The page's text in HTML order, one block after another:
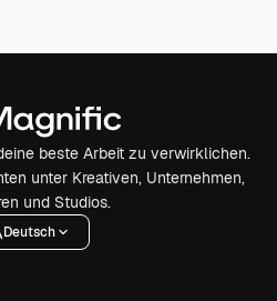
beste Arbeit zu verwirklichen.
unter Kreativen, Unternehmen,
und Studios.
Deutsch